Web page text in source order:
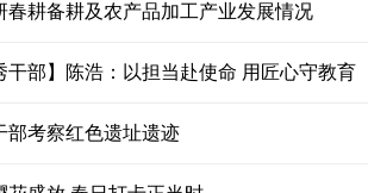
春耕备耕及农产品加工产业发展情况
干部】陈浩：以担当赴使命 用匠心守教育
部考察红色遗址遗迹